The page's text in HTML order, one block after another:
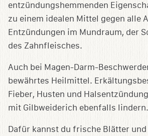
entzündungshemmenden
zu einem idealen Mittel gegen alle
Entzündungen im Mundraum, der
des Zahnfleisches.
Auch bei Magen-Darm-
bewährtes Heilmittel.
Fieber, Husten und
mit Gilbweiderich ebenfalls lindern.
Dafür kannst du frische Blätter